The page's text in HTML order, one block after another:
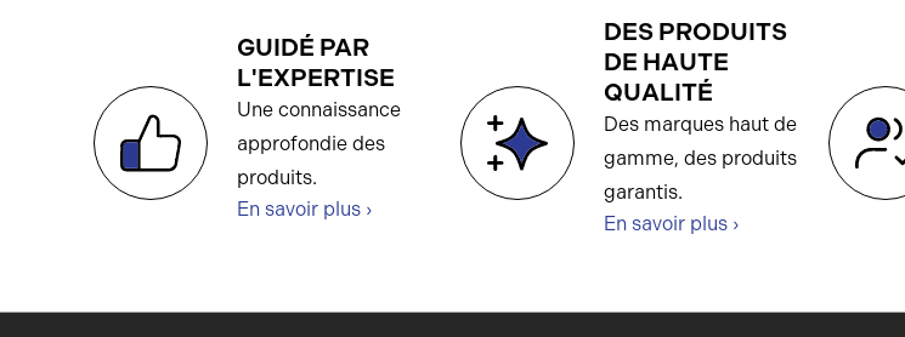
GUIDÉ PAR
L'EXPERTISE
Une connaissance
approfondie des
produits.
En savoir plus ›
DES PRODUITS
DE HAUTE
QUALITÉ
Des marques haut de
gamme, des produits
garantis.
En savoir plus ›